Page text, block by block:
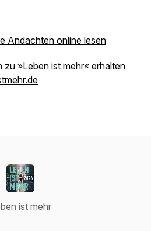
Andachten online lesen
»Leben ist mehr« erhalten
ist mehr